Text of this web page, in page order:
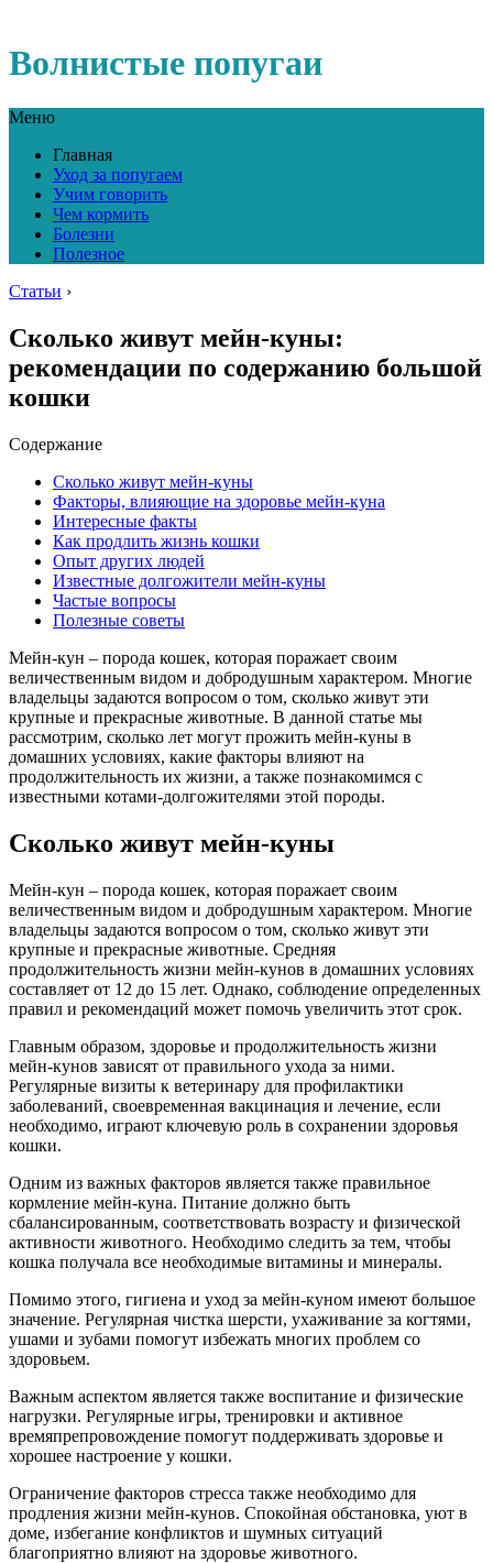
Волнистые попугаи
Меню
Главная
Уход за попугаем
Учим говорить
Чем кормить
Болезни
Полезное
Статьи ›
Сколько живут мейн-куны:
рекомендации по содержанию большой
кошки
Содержание
Сколько живут мейн-куны
Факторы, влияющие на здоровье мейн-куна
Интересные факты
Как продлить жизнь кошки
Опыт других людей
Известные долгожители мейн-куны
Частые вопросы
Полезные советы
Мейн-кун – порода кошек, которая поражает своим
величественным видом и добродушным характером. Многие
владельцы задаются вопросом о том, сколько живут эти
крупные и прекрасные животные. В данной статье мы
рассмотрим, сколько лет могут прожить мейн-куны в
домашних условиях, какие факторы влияют на
продолжительность их жизни, а также познакомимся с
известными котами-долгожителями этой породы.
Сколько живут мейн-куны
Мейн-кун – порода кошек, которая поражает своим
величественным видом и добродушным характером. Многие
владельцы задаются вопросом о том, сколько живут эти
крупные и прекрасные животные. Средняя
продолжительность жизни мейн-кунов в домашних условиях
составляет от 12 до 15 лет. Однако, соблюдение определенных
правил и рекомендаций может помочь увеличить этот срок.
Главным образом, здоровье и продолжительность жизни
мейн-кунов зависят от правильного ухода за ними.
Регулярные визиты к ветеринару для профилактики
заболеваний, своевременная вакцинация и лечение, если
необходимо, играют ключевую роль в сохранении здоровья
кошки.
Одним из важных факторов является также правильное
кормление мейн-куна. Питание должно быть
сбалансированным, соответствовать возрасту и физической
активности животного. Необходимо следить за тем, чтобы
кошка получала все необходимые витамины и минералы.
Помимо этого, гигиена и уход за мейн-куном имеют большое
значение. Регулярная чистка шерсти, ухаживание за когтями,
ушами и зубами помогут избежать многих проблем со
здоровьем.
Важным аспектом является также воспитание и физические
нагрузки. Регулярные игры, тренировки и активное
времяпрепровождение помогут поддерживать здоровье и
хорошее настроение у кошки.
Ограничение факторов стресса также необходимо для
продления жизни мейн-кунов. Спокойная обстановка, уют в
доме, избегание конфликтов и шумных ситуаций
благоприятно влияют на здоровье животного.